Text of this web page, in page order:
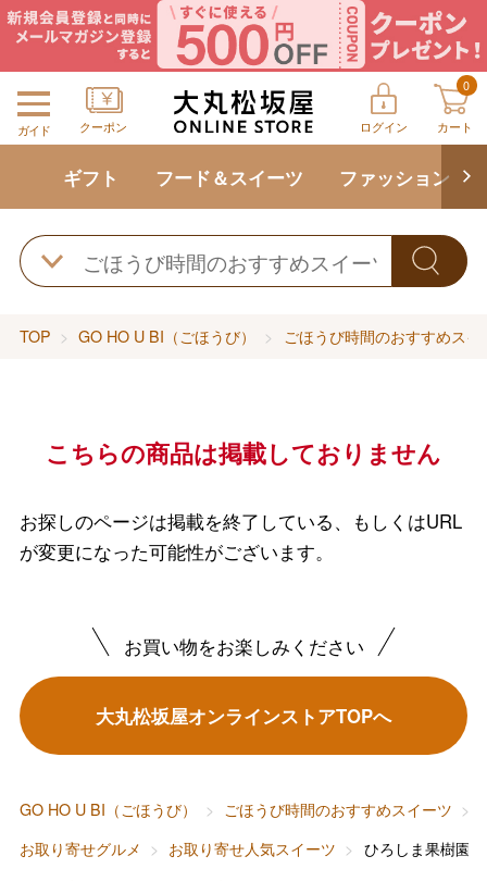
ガイド クーポン ログイン
0
カート
ギフト フード＆スイーツ ファッション
TOP GO HO U BI（ごほうび） ごほうび時間のおすすめスイ
こちらの商品は掲載しておりません
お探しのページは掲載を終了している、もしくはURL
が変更になった可能性がございます。
お買い物をお楽しみください
大丸松坂屋オンラインストアTOPへ
GO HO U BI（ごほうび） ごほうび時間のおすすめスイーツ
お取り寄せグルメ
お取り寄せ人気スイーツ
ひろしま果樹園
ホワイトデー
母の日